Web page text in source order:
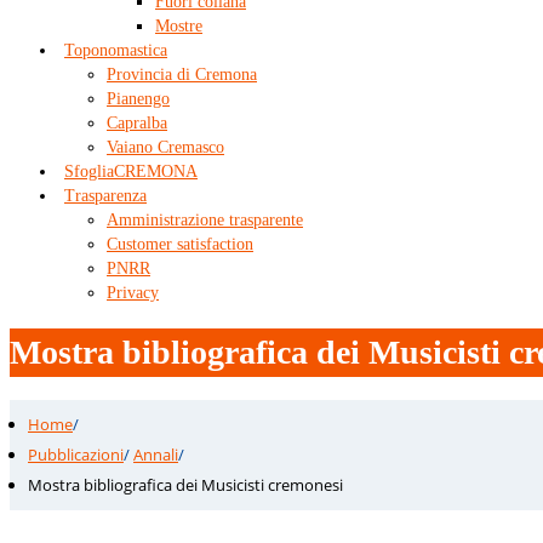
Mostre
Toponomastica
Provincia di Cremona
Pianengo
Capralba
Vaiano Cremasco
SfogliaCREMONA
Trasparenza
Amministrazione trasparente
Customer satisfaction
PNRR
Privacy
Mostra bibliografica dei Musicisti
Home/
Pubblicazioni/Annali/
Mostra bibliografica dei Musicisti cremonesi